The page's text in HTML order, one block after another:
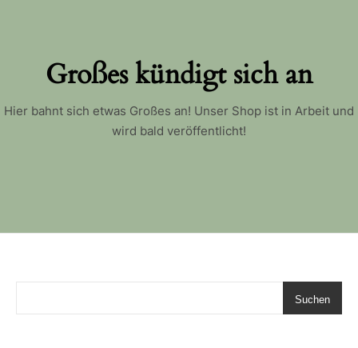
Großes kündigt sich an
Hier bahnt sich etwas Großes an! Unser Shop ist in Arbeit und
wird bald veröffentlicht!
Suchen